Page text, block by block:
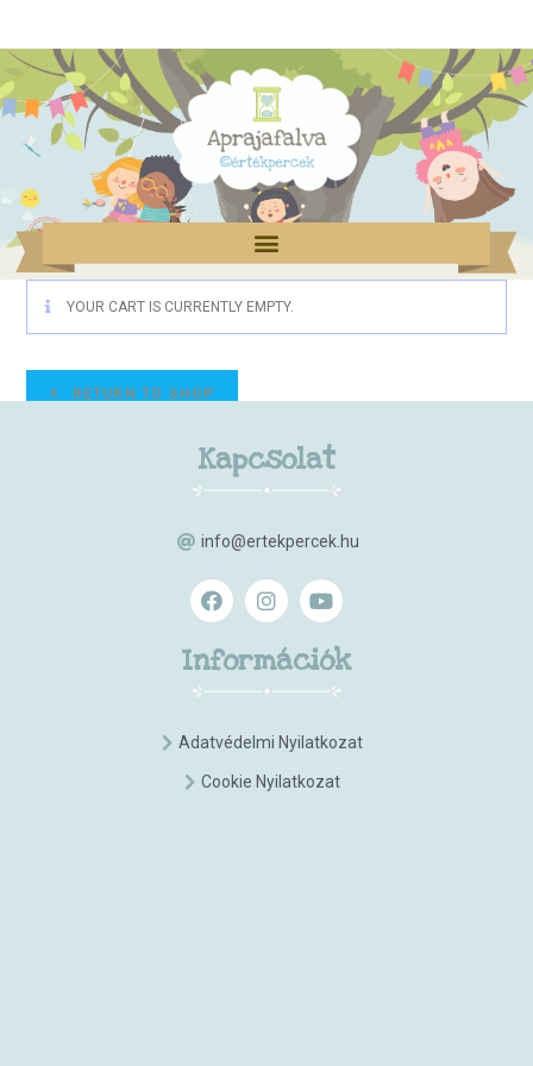
YOUR CART IS CURRENTLY EMPTY.
RETURN TO SHOP
Információk
Adatvédelmi Nyilatkozat
Cookie Nyilatkozat
Kapcsolat
info@ertekpercek.hu